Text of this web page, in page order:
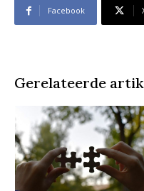
Facebook
Gerelateerde